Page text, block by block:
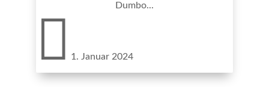
Dumbo...
 1. Januar 2024